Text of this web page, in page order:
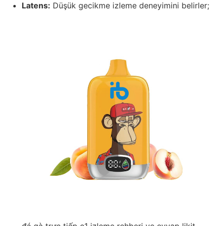
Latens: Düşük gecikme izleme deneyimini belirler;